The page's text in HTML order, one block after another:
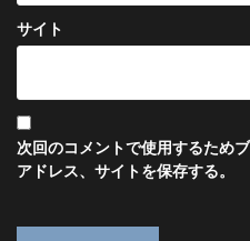
サイト
次回のコメントで使用するため
アドレス、サイトを保存する。